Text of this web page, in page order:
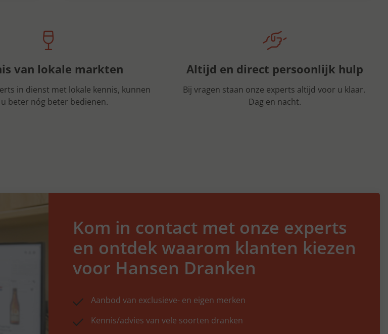
van lokale markten
in dienst met lokale kennis, kunnen
beter nóg beter bedienen.
Altijd en direct persoonlijk hulp
Bij vragen staan onze experts altijd voor u klaar.
Dag en nacht.
Kom in contact met onze experts
en ontdek waarom klanten kiezen
voor Hansen Dranken
Aanbod van exclusieve- en eigen merken
Kennis/advies van vele soorten dranken